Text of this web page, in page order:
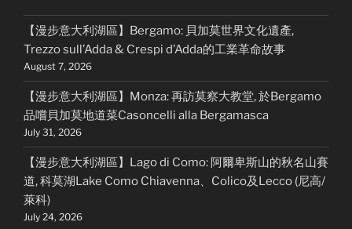
【漫步意大利湖區】Bergamo: 貝加莫世界文化遺產,
Trezzo sull’Adda & Crespi d’Adda的工業革命故事
August 7, 2026
【漫步意大利湖區】Monza: 再訪莫察大教堂, 於Bergamo
品嚐貝加莫地道菜Casoncelli alla Bergamasca
July 31, 2026
【漫步意大利湖區】Lago di Como: 阿爾卑斯山的秋名山賽
道, 科莫湖Lake Como Chiavenna、Colico及Lecco (尼高/
萊科)
July 24, 2026